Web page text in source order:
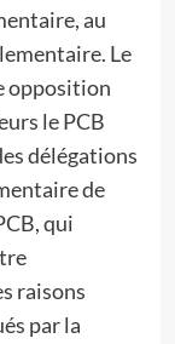
au
Le
opposition
le PCB
délégations
de
qui
raisons
par la